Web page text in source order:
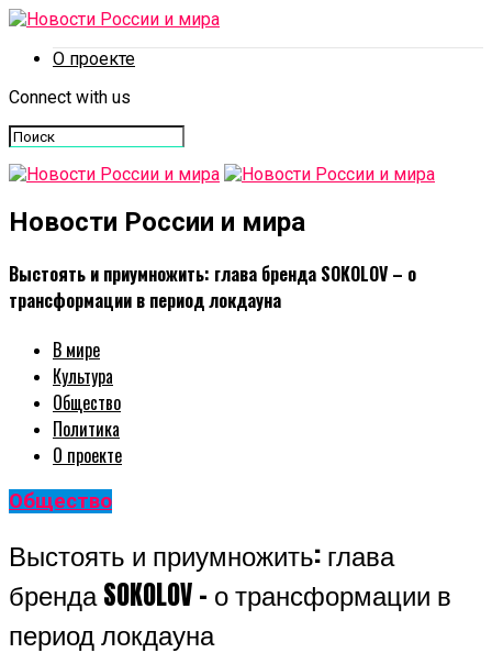
О проекте
Connect with us
Новости России и мира
Выстоять и приумножить: глава бренда SOKOLOV – о
трансформации в период локдауна
В мире
Культура
Общество
Политика
О проекте
Общество
Выстоять и приумножить: глава
бренда SOKOLOV – о трансформации в
период локдауна